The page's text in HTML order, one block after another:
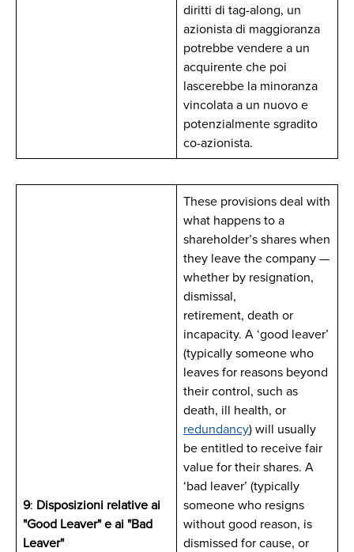
diritti di tag-along, un
azionista di maggioranza
potrebbe vendere a un
acquirente che poi
lascerebbe la minoranza
vincolata a un nuovo e
potenzialmente sgradito
co-azionista.
9: Disposizioni relative ai
"Good Leaver" e ai "Bad
Leaver"
These provisions deal with
what happens to a
shareholder’s shares when
they leave the company —
whether by resignation,
dismissal,
retirement, death or
incapacity. A ‘good leaver’
(typically someone who
leaves for reasons beyond
their control, such as
death, ill health, or
redundancy) will usually
be entitled to receive fair
value for their shares. A
‘bad leaver’ (typically
someone who resigns
without good reason, is
dismissed for cause, or